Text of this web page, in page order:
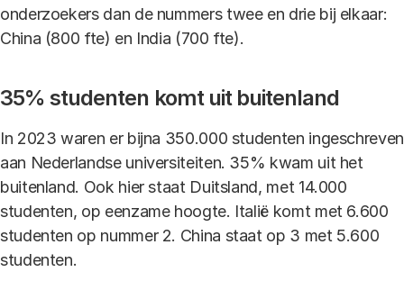
onderzoekers dan de nummers twee en drie bij elkaar:
China (800 fte) en India (700 fte).
35% studenten komt uit buitenland
In 2023 waren er bijna 350.000 studenten ingeschreven
aan Nederlandse universiteiten. 35% kwam uit het
buitenland. Ook hier staat Duitsland, met 14.000
studenten, op eenzame hoogte. Italië komt met 6.600
studenten op nummer 2. China staat op 3 met 5.600
studenten.